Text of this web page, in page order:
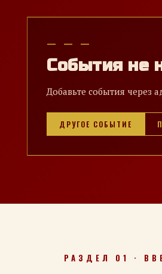
— — —
События не
Добавьте события через
ДРУГОЕ СОБЫТИЕ
РАЗДЕЛ 01 ·